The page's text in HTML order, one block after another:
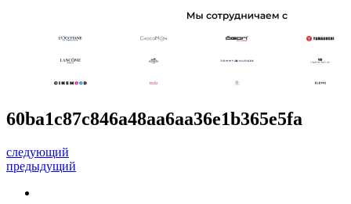
60ba1c87c846a48aa6aa36e1b365e5fa
следующий
предыдущий